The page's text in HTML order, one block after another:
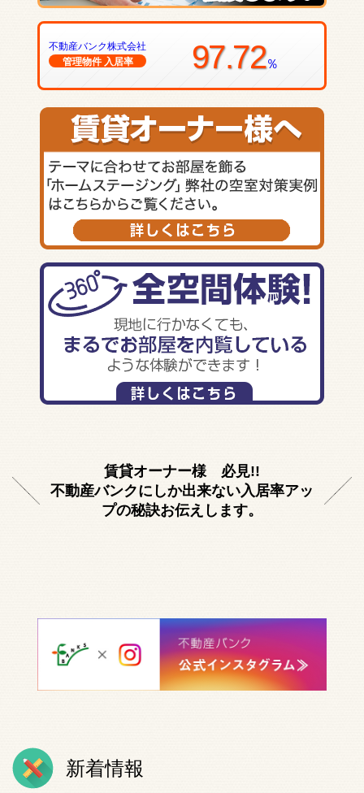
不動産バンク株式会社
管理物件 入居率
97.72％
賃貸オーナー様 必見!!
不動産バンクにしか出来ない入居率アッ
プの秘訣お伝えします。
新着情報